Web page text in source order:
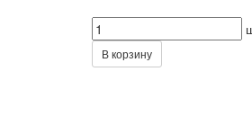
В корзину